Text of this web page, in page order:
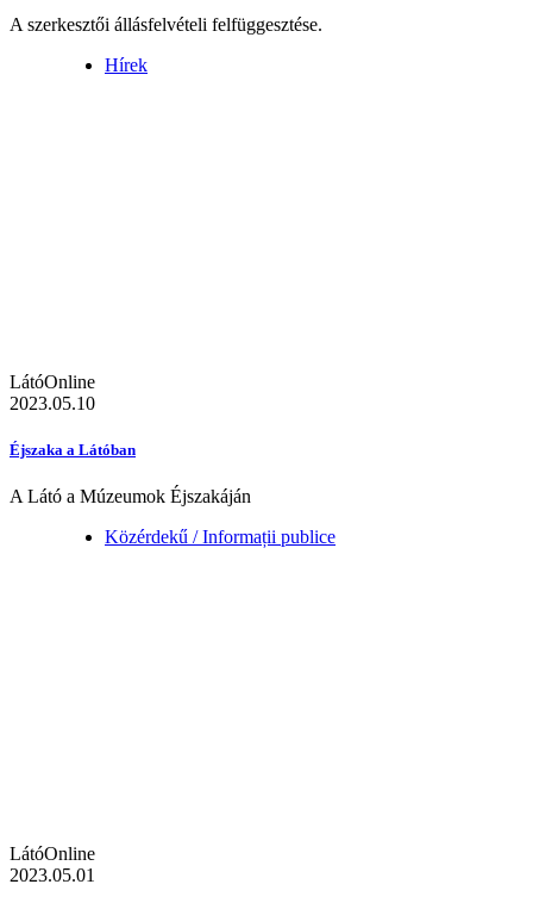
A szerkesztői állásfelvételi felfüggesztése.
Hírek
LátóOnline
2023.05.10
Éjszaka a Látóban
A Látó a Múzeumok Éjszakáján
Közérdekű / Informații publice
LátóOnline
2023.05.01